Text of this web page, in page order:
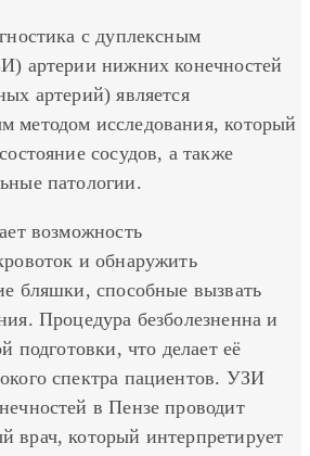
с дуплексным
артерии нижних конечностей
артерий) является
методом исследования, который
сосудов, а также
патологии.
возможность
и обнаружить
бляшки, способные вызвать
Процедура безболезненна и
подготовки, что делает её
спектра пациентов. УЗИ
в Пензе проводит
врач, который интерпретирует